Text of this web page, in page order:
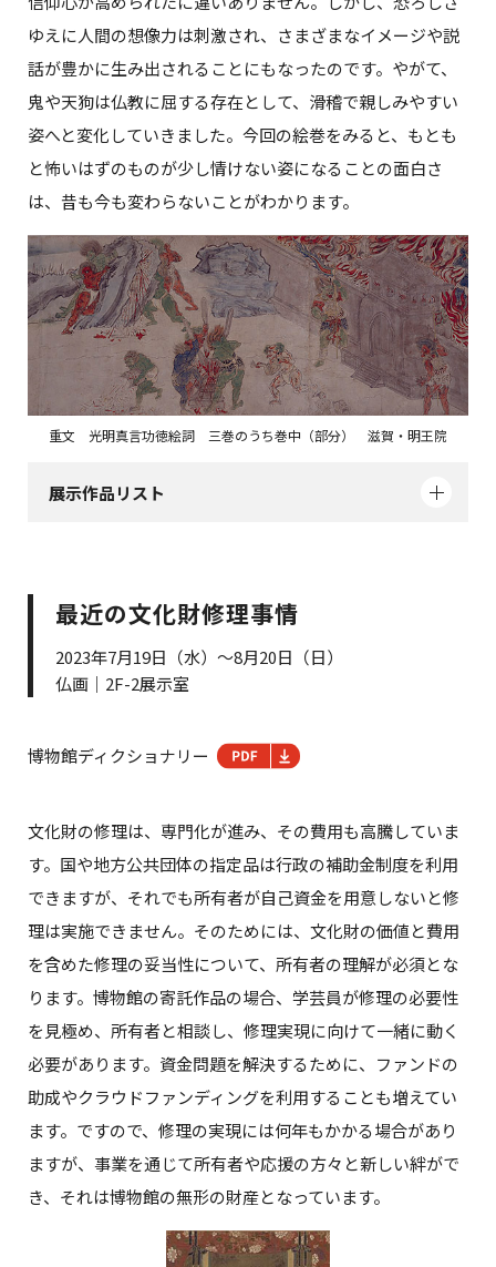
ゆえに人間の想像力は刺激され、さまざまなイメージや説
話が豊かに生み出されることにもなったのです。やがて、
鬼や天狗は仏教に屈する存在として、滑稽で親しみやすい
姿へと変化していきました。今回の絵巻をみると、もとも
と怖いはずのものが少し情けない姿になることの面白さ
は、昔も今も変わらないことがわかります。
重文 光明真言功徳絵詞 三巻のうち巻中（部分） 滋賀・明王院
展示作品リスト
最近の文化財修理事情
2023年7月19日（水）～8月20日（日）
仏画｜2F-2展示室
博物館ディクショナリー
文化財の修理は、専門化が進み、その費用も高騰していま
す。国や地方公共団体の指定品は行政の補助金制度を利用
できますが、それでも所有者が自己資金を用意しないと修
理は実施できません。そのためには、文化財の価値と費用
を含めた修理の妥当性について、所有者の理解が必須とな
ります。博物館の寄託作品の場合、学芸員が修理の必要性
を見極め、所有者と相談し、修理実現に向けて一緒に動く
必要があります。資金問題を解決するために、ファンドの
助成やクラウドファンディングを利用することも増えてい
ます。ですので、修理の実現には何年もかかる場合があり
ますが、事業を通じて所有者や応援の方々と新しい絆がで
き、それは博物館の無形の財産となっています。